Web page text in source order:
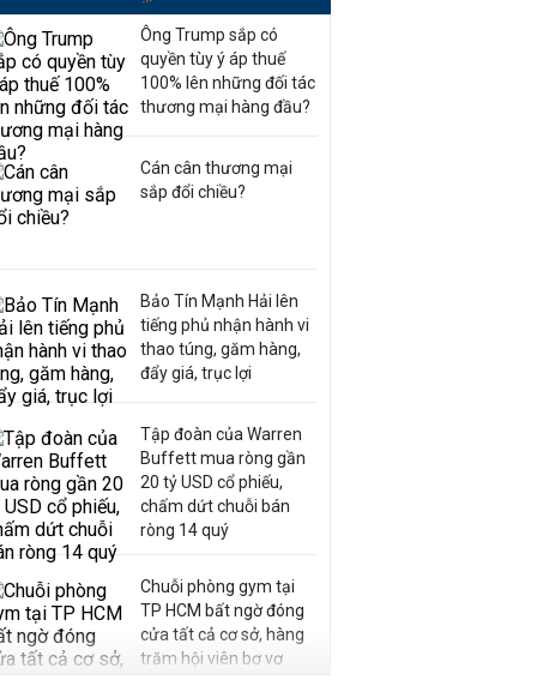
Ông Trump sắp có
quyền tùy ý áp thuế
100% lên những đối tác
thương mại hàng đầu?
Cán cân thương mại
sắp đổi chiều?
Bảo Tín Mạnh Hải lên
tiếng phủ nhận hành vi
thao túng, găm hàng,
đẩy giá, trục lợi
Tập đoàn của Warren
Buffett mua ròng gần
20 tỷ USD cổ phiếu,
chấm dứt chuỗi bán
ròng 14 quý
Chuỗi phòng gym tại
TP HCM bất ngờ đóng
cửa tất cả cơ sở, hàng
trăm hội viên bơ vơ